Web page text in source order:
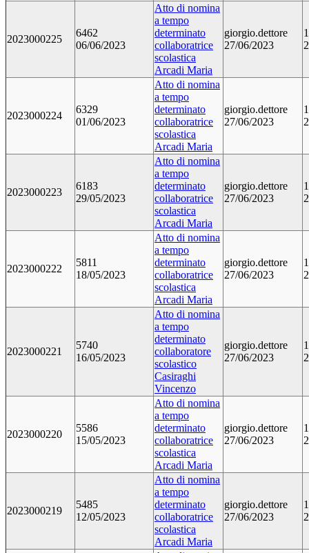
2023000225
6462
06/06/2023
Atto di nomina
a tempo
determinato
collaboratrice
scolastica
Arcadi Maria
giorgio.dettore
27/06/2023
2023000224
6329
01/06/2023
Atto di nomina
a tempo
determinato
collaboratrice
scolastica
Arcadi Maria
giorgio.dettore
27/06/2023
2023000223
6183
29/05/2023
Atto di nomina
a tempo
determinato
collaboratrice
scolastica
Arcadi Maria
giorgio.dettore
27/06/2023
2023000222
5811
18/05/2023
Atto di nomina
a tempo
determinato
collaboratrice
scolastica
Arcadi Maria
giorgio.dettore
27/06/2023
2023000221
5740
16/05/2023
Atto di nomina
a tempo
determinato
collaboratore
scolastico
Casiraghi
Vincenzo
giorgio.dettore
27/06/2023
2023000220
5586
15/05/2023
Atto di nomina
a tempo
determinato
collaboratrice
scolastica
Arcadi Maria
giorgio.dettore
27/06/2023
2023000219
5485
12/05/2023
Atto di nomina
a tempo
determinato
collaboratrice
scolastica
Arcadi Maria
giorgio.dettore
27/06/2023